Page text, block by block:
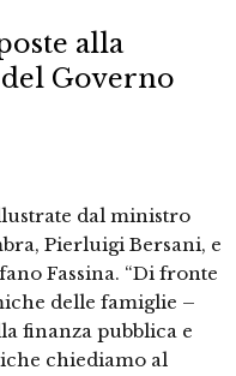
alla
Governo
dal ministro
Pierluigi Bersani, e
Fassina. “Di fronte
delle famiglie –
finanza pubblica e
chiediamo al